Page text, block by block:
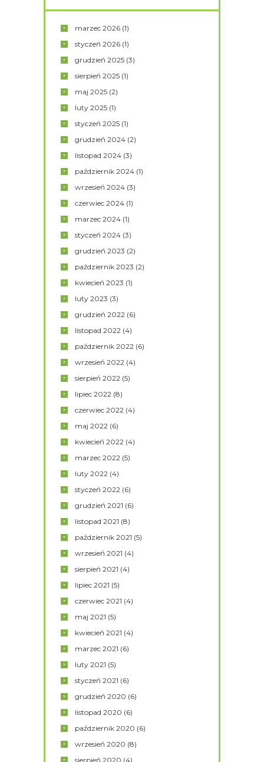
marzec2026 (1)
styczeń2026 (1)
grudzień2025 (3)
sierpień2025 (1)
maj2025 (2)
luty2025 (1)
styczeń2025 (1)
grudzień2024 (2)
listopad2024 (3)
październik2024 (1)
wrzesień2024 (3)
czerwiec2024 (1)
marzec2024 (1)
styczeń2024 (3)
grudzień2023 (2)
październik2023 (2)
kwiecień2023 (1)
luty2023 (3)
grudzień2022 (6)
listopad2022 (4)
październik2022 (6)
wrzesień2022 (4)
sierpień2022 (5)
lipiec2022 (8)
czerwiec2022 (4)
maj2022 (6)
kwiecień2022 (4)
marzec2022 (5)
luty2022 (4)
styczeń2022 (6)
grudzień2021 (6)
listopad2021 (8)
październik2021 (5)
wrzesień2021 (4)
sierpień2021 (4)
lipiec2021 (5)
czerwiec2021 (4)
maj2021 (5)
kwiecień2021 (4)
marzec2021 (6)
luty2021 (5)
styczeń2021 (6)
grudzień2020 (6)
listopad2020 (6)
październik2020 (6)
wrzesień2020 (8)
sierpień2020 (4)